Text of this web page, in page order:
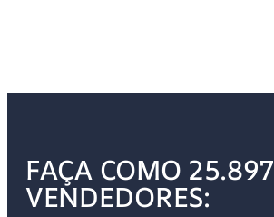
FAÇA COMO 25.897
VENDEDORES: